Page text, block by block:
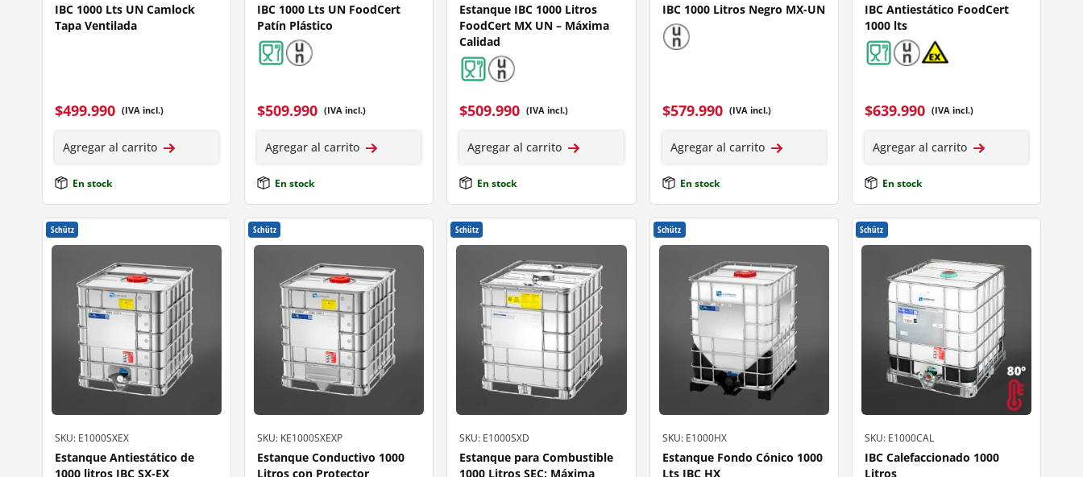
IBC 1000 Lts UN Camlock
Tapa Ventilada
$499.990 (IVA incl.)
Agregar al carrito
En stock
IBC 1000 Lts UN FoodCert
Patín Plástico
$509.990 (IVA incl.)
Agregar al carrito
En stock
Estanque IBC 1000 Litros
FoodCert MX UN – Máxima
Calidad
$509.990 (IVA incl.)
Agregar al carrito
En stock
IBC 1000 Litros Negro MX-UN
$579.990 (IVA incl.)
Agregar al carrito
En stock
IBC Antiestático FoodCert
1000 lts
$639.990 (IVA incl.)
Agregar al carrito
En stock
SKU: E1000SXEX
Schütz
Estanque Antiestático de
1000 litros IBC SX-EX
SKU: KE1000SXEXP
Schütz
Estanque Conductivo 1000
Litros con Protector
SKU: E1000SXD
Schütz
Estanque para Combustible
1000 Litros SEC: Máxima
SKU: E1000HX
Schütz
Estanque Fondo Cónico 1000
Lts IBC HX
SKU: E1000CAL
Schütz
IBC Calefaccionado 1000
Litros